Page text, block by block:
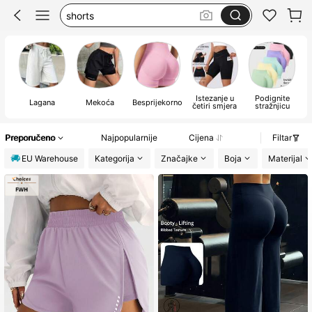
kratke hlace za zene
kratke hlače
Lagana Mekoća Besprijekorno Istezanje u
četiri smjera
Podignite
stražnjicu
Preporučeno Najpopularnije Cijena
Filtar
EU Warehouse
Kategorija Značajke Boja Materijal